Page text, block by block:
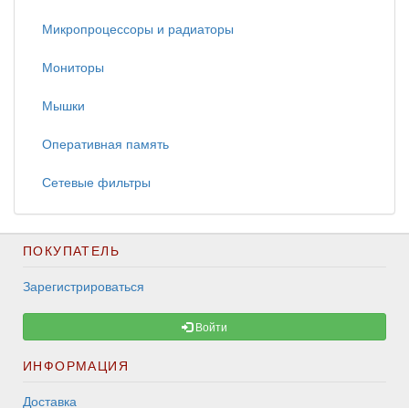
Микропроцессоры и радиаторы
Мониторы
Мышки
Оперативная память
Сетевые фильтры
ПОКУПАТЕЛЬ
Зарегистрироваться
Войти
ИНФОРМАЦИЯ
Доставка